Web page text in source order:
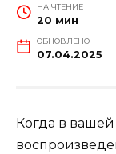
НА ЧТЕНИЕ
20 мин
ОБНОВЛЕНО
07.04.2025
Когда в